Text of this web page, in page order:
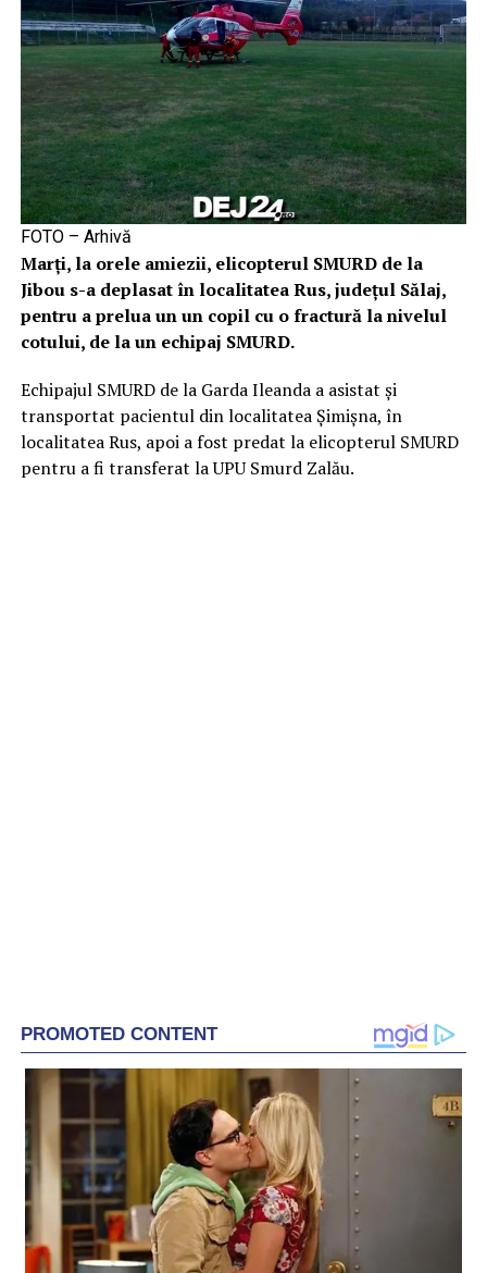
FOTO – Arhivă
Marți, la orele amiezii, elicopterul SMURD de la
Jibou s-a deplasat în localitatea Rus, județul Sălaj,
pentru a prelua un un copil cu o fractură la nivelul
cotului, de la un echipaj SMURD.
Echipajul SMURD de la Garda Ileanda a asistat și
transportat pacientul din localitatea Șimișna, în
localitatea Rus, apoi a fost predat la elicopterul SMURD
pentru a fi transferat la UPU Smurd Zalău.